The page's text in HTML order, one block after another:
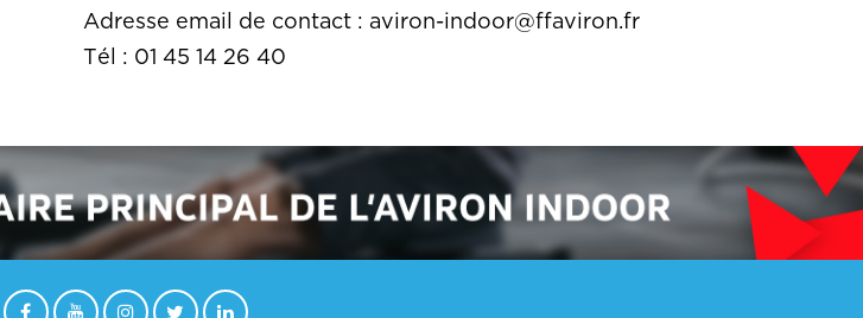
Adresse email de contact : aviron-indoor@ffaviron.fr
Tél : 01 45 14 26 40